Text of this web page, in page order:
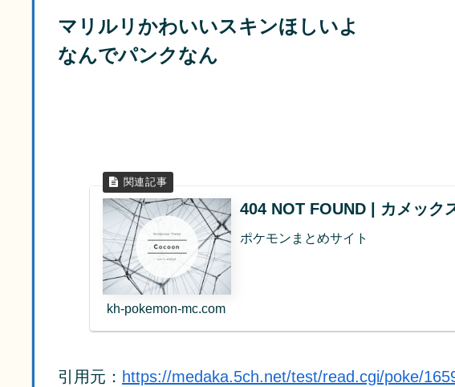
マリルリかわいいスキンほしいよ
なんでパンクなん
404 NOT FOUND | カメック
ポケモンまとめサイト
kh-pokemon-mc.com
引用元： https://medaka.5ch.net/test/read.cgi/poke/